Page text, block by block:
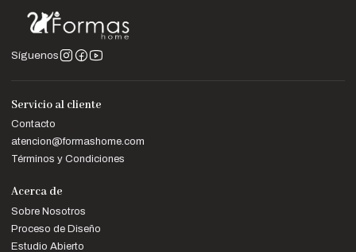
Síguenos
Servicio al cliente
Contacto
atencion@formashome.com
Términos y Condiciones
Acerca de
Sobre Nosotros
Proceso de Diseño
Estudio Abierto